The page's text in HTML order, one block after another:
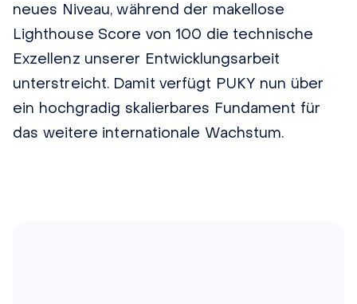
neues Niveau, während der makellose
Lighthouse Score von 100 die technische
Exzellenz unserer Entwicklungsarbeit
unterstreicht. Damit verfügt PUKY nun über
ein hochgradig skalierbares Fundament für
das weitere internationale Wachstum.